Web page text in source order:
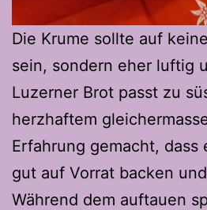
Die Krume sollte auf
sein, sondern eher luftig
Luzerner Brot passt zu
herzhaftem
Erfahrung gemacht, dass
gut auf Vorrat backen
Während dem auftauen